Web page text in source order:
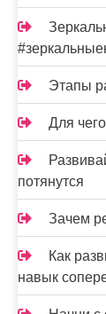
Этапы
Для
потянутся
Зачем
Как
навык